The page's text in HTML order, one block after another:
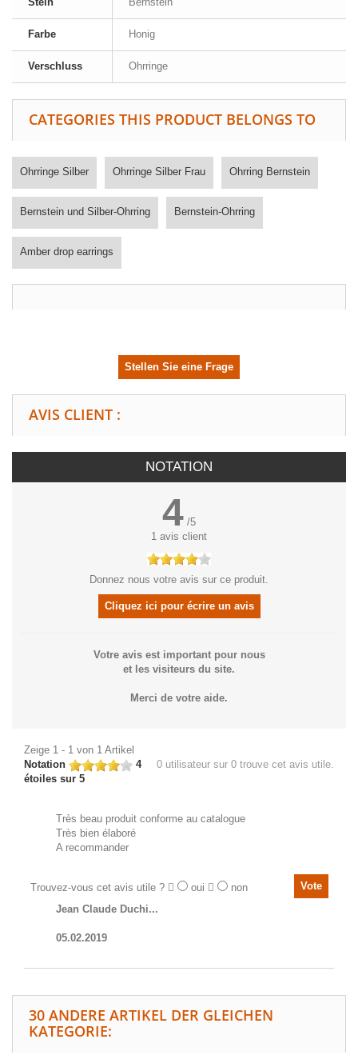
Farbe Honig
Verschluss Ohrringe
CATEGORIES THIS PRODUCT BELONGS TO
Ohrringe Silber Ohrringe Silber Frau Ohrring Bernstein
Bernstein und Silber-Ohrring Bernstein-Ohrring
Amber drop earrings
Stellen Sie eine Frage
AVIS CLIENT :
NOTATION
4 /5
1 avis client
Donnez nous votre avis sur ce produit.
Cliquez ici pour écrire un avis
Votre avis est important pour nous
et les visiteurs du site.
Merci de votre aide.
Zeige 1 - 1 von 1 Artikel
0 utilisateur sur 0 trouve cet avis utile.
Notation
4
étoiles sur 5
Très beau produit conforme au catalogue
Très bien élaboré
A recommander
Trouvez-vous cet avis utile ? oui
non
Jean Claude Duchi...
05.02.2019
30 ANDERE ARTIKEL DER GLEICHEN
KATEGORIE: